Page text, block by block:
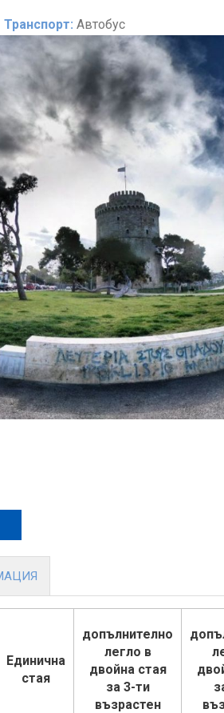
Транспорт: Автобус
Единична
стая
допълнително
легло в
двойна стая
за 3-ти
възрастен